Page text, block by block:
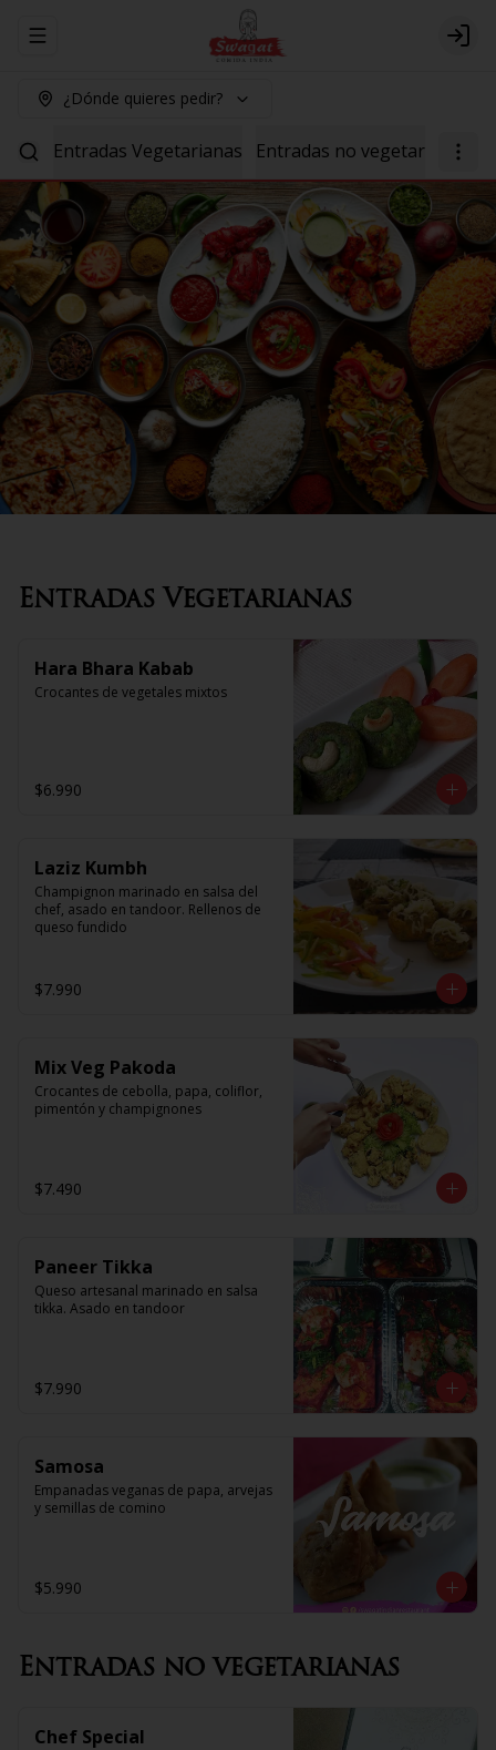
Abrir menu de navegación Login
¿Dónde quieres pedir?
Entradas Vegetarianas Entradas no vegetarianas
Entradas Vegetarianas
Hara Bhara Kabab
Crocantes de vegetales mixtos
$6.990
Laziz Kumbh
Champignon marinado en salsa del
chef, asado en tandoor. Rellenos de
queso fundido
$7.990
Mix Veg Pakoda
Crocantes de cebolla, papa, coliflor,
pimentón y champignones
$7.490
Paneer Tikka
Queso artesanal marinado en salsa
tikka. Asado en tandoor
$7.990
Samosa
Empanadas veganas de papa, arvejas
y semillas de comino
$5.990
Entradas no vegetarianas
Chef Special